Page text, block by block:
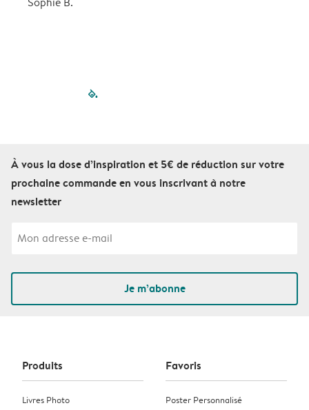
filled-pagination
À vous la dose d’inspiration et 5€ de réduction sur votre
prochaine commande en vous inscrivant à notre
newsletter
Je m’abonne
Produits
Livres Photo
Favoris
Poster Personnalisé